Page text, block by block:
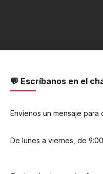
💬 Escríbanos en el
Envíenos un mensaje para
De lunes a viernes, de